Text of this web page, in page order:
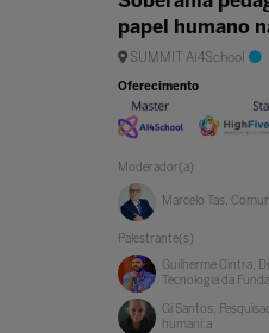
papel humano
SUMMIT Ai4School
Oferecimento
Moderador(a)
Marcelo Tas,
Palestrante(s)
Guilherme Cintra,
Tecnologia da
Gi Santos,
humani:a